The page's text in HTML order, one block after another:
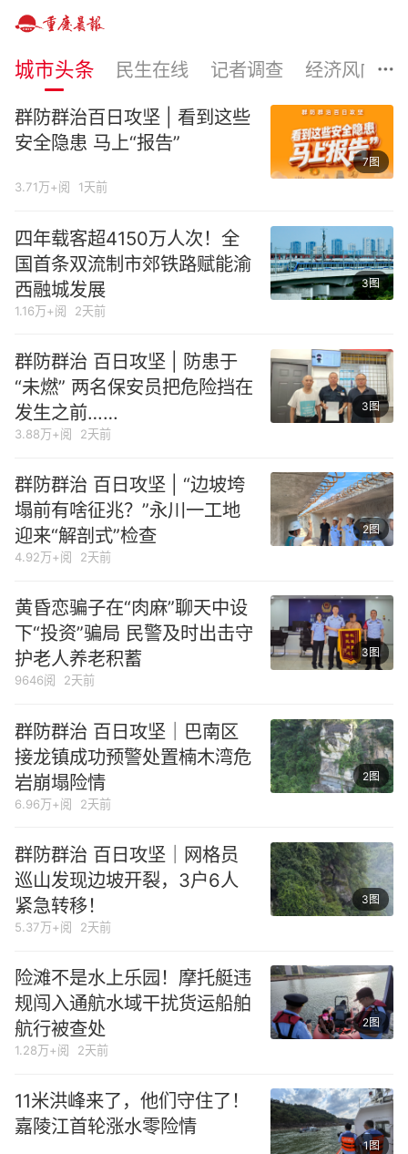
城市头条 民生在线 记者调查 经济风向
群防群治百日攻坚 | 看到这些
安全隐患 马上“报告”
7图
3.71万+阅 1天前
四年载客超4150万人次！全
国首条双流制市郊铁路赋能渝
西融城发展
3图
1.16万+阅 2天前
群防群治 百日攻坚 | 防患于
“未燃” 两名保安员把危险挡在
发生之前……
3图
3.88万+阅 2天前
群防群治 百日攻坚 | “边坡垮
塌前有啥征兆？”永川一工地
迎来“解剖式”检查
2图
4.92万+阅 2天前
黄昏恋骗子在“肉麻”聊天中设
下“投资”骗局 民警及时出击守
护老人养老积蓄
3图
9646阅 2天前
群防群治 百日攻坚｜巴南区
接龙镇成功预警处置楠木湾危
岩崩塌险情
2图
6.96万+阅 2天前
群防群治 百日攻坚｜网格员
巡山发现边坡开裂，3户6人
紧急转移！
3图
5.37万+阅 2天前
险滩不是水上乐园！摩托艇违
规闯入通航水域干扰货运船舶
航行被查处
2图
1.28万+阅 2天前
11米洪峰来了，他们守住了！
嘉陵江首轮涨水零险情
1图